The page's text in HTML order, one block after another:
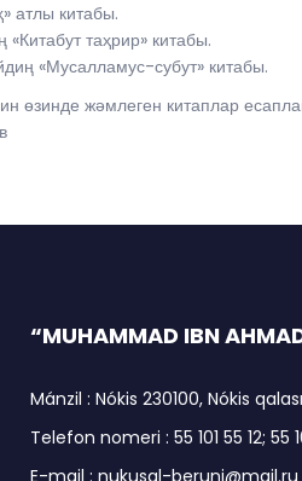
атлы китабы.
таҳрир» китабы.
«Мусалламус-субут» китабы.
өзинде жәмлеген китаплар
“MUHAMMAD IBN
Mánzil : Nókis 230100, Nókis
Telefon nomeri : 55 101 55 12; 55
E-mail : nukusal-beruni@mail.ru